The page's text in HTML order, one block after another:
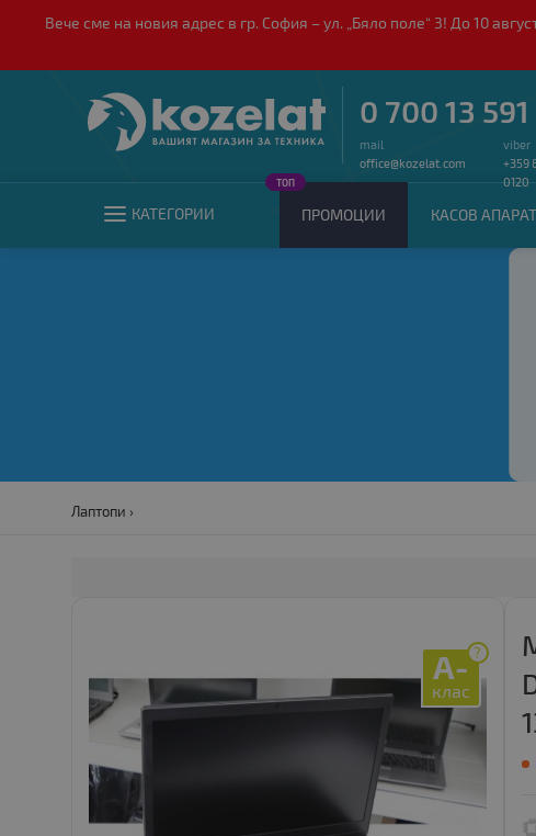
Вече сме на новия адрес в гр. София – ул. „Бяло поле“ 3! До 10
0 700 13 591
mail
office@kozelat.com
viber
+359
0120
КАТЕГОРИИ ПРОМОЦИИ
ТОП
КАСОВ АПАРАТ
Лаптопи
?
A-
клас